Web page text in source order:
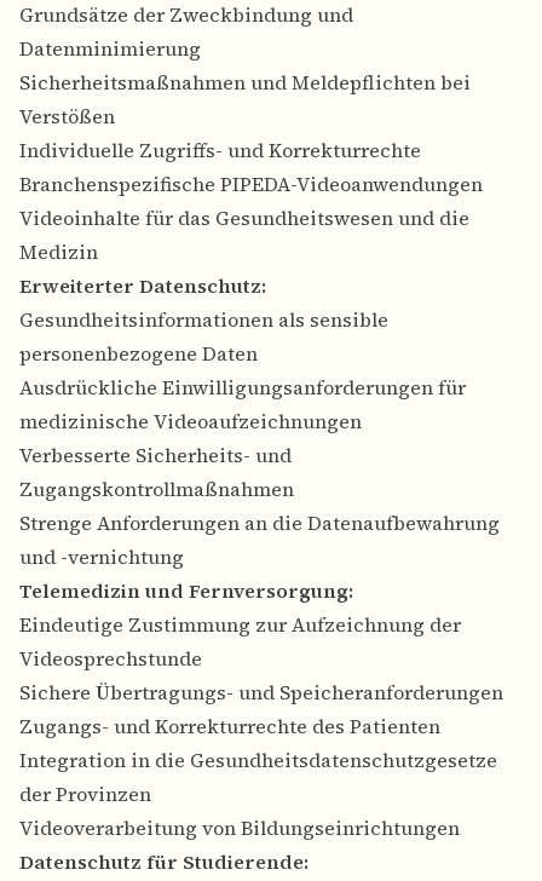
Grundsätze der Zweckbindung und
Datenminimierung
Sicherheitsmaßnahmen und Meldepflichten bei
Verstößen
Individuelle Zugriffs- und Korrekturrechte
Branchenspezifische PIPEDA-Videoanwendungen
Videoinhalte für das Gesundheitswesen und die
Medizin
Erweiterter Datenschutz:
Gesundheitsinformationen als sensible
personenbezogene Daten
Ausdrückliche Einwilligungsanforderungen für
medizinische Videoaufzeichnungen
Verbesserte Sicherheits- und
Zugangskontrollmaßnahmen
Strenge Anforderungen an die Datenaufbewahrung
und -vernichtung
Telemedizin und Fernversorgung:
Eindeutige Zustimmung zur Aufzeichnung der
Videosprechstunde
Sichere Übertragungs- und Speicheranforderungen
Zugangs- und Korrekturrechte des Patienten
Integration in die Gesundheitsdatenschutzgesetze
der Provinzen
Videoverarbeitung von Bildungseinrichtungen
Datenschutz für Studierende: